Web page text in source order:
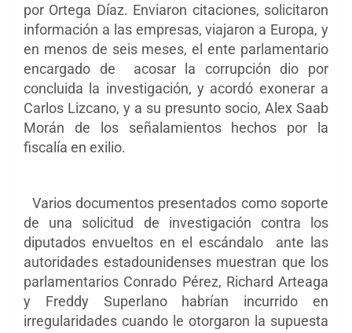
por Ortega Díaz. Enviaron citaciones, solicitaron
información a las empresas, viajaron a Europa, y
en menos de seis meses, el ente parlamentario
encargado de acosar la corrupción dio por
concluida la investigación, y acordó exonerar a
Carlos Lizcano, y a su presunto socio, Alex Saab
Morán de los señalamientos hechos por la
fiscalía en exilio.
Varios documentos presentados como soporte
de una solicitud de investigación contra los
diputados envueltos en el escándalo ante las
autoridades estadounidenses muestran que los
parlamentarios Conrado Pérez, Richard Arteaga
y Freddy Superlano habrían incurrido en
irregularidades cuando le otorgaron la supuesta